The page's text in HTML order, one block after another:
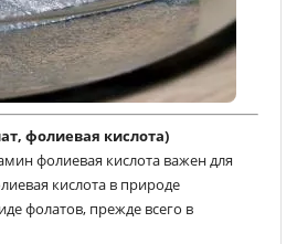
фолиевая кислота)
фолиевая кислота важен для
кислота в природе
фолатов, прежде всего в